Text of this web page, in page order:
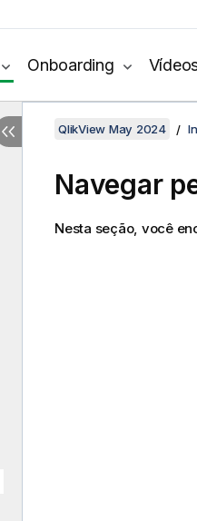
Onboarding
QlikView May 2024
Navegar
Nesta seção, você